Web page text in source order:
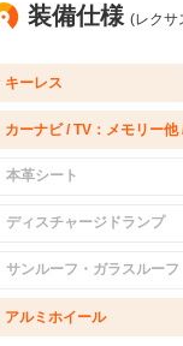
装備仕様 (レクサ
キーレス
カーナビ / TV：メモリー他
本革シート
ディスチャージドランプ
サンルーフ・ガラスルーフ
アルミホイール